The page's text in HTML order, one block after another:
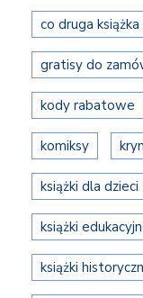
co druga
gratisy do
kody rabatowe
komiksy
książki dla dzieci
książki
książki